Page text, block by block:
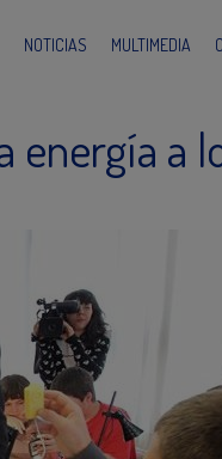
NOTICIAS MULTIMEDIA
energía a